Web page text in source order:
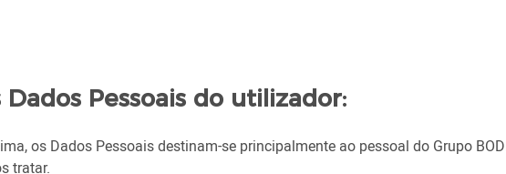
Pessoais do utilizador:
os Dados Pessoais destinam-se principalmente ao pessoal do Grupo
tratar.